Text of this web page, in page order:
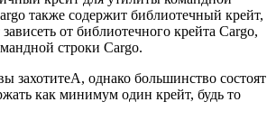
также содержит библиотечный крейт,
от библиотечного крейта Cargo,
строки Cargo.
захотитеA, однако большинство состоят
как минимум один крейт, будь то